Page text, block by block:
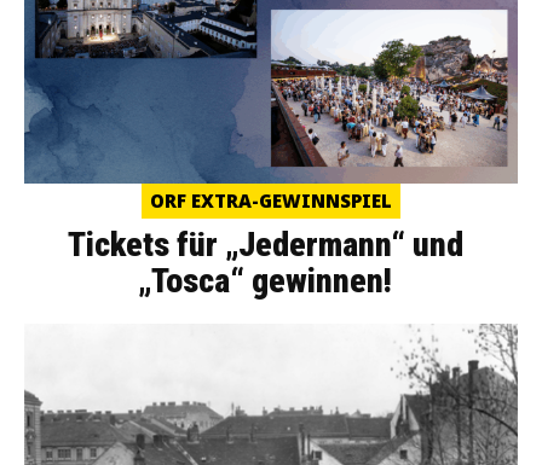
ORF EXTRA-GEWINNSPIEL
Tickets für „Jedermann“ und
„Tosca“ gewinnen!